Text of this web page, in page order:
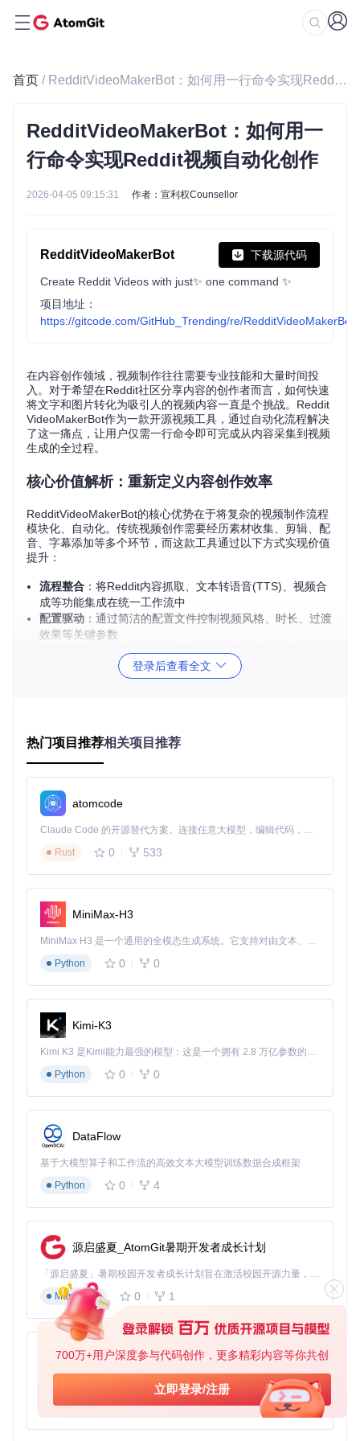
700万+用户深度参与代码创作，更多精彩内容等你共创
立即登录/注册
首页 / RedditVideoMakerBot：如何用一行命令实现Reddit视频自动化创作
RedditVideoMakerBot：如何用一
行命令实现Reddit视频自动化创作
2026-04-05 09:15:31 作者：宣利权Counsellor
RedditVideoMakerBot 下载源代码
Create Reddit Videos with just✨ one command ✨
项目地址：
https://gitcode.com/GitHub_Trending/re/RedditVideoMakerBot
在内容创作领域，视频制作往往需要专业技能和大量时间投
入。对于希望在Reddit社区分享内容的创作者而言，如何快速
将文字和图片转化为吸引人的视频内容一直是个挑战。Reddit
VideoMakerBot作为一款开源视频工具，通过自动化流程解决
了这一痛点，让用户仅需一行命令即可完成从内容采集到视频
生成的全过程。
核心价值解析：重新定义内容创作效率
RedditVideoMakerBot的核心优势在于将复杂的视频制作流程
模块化、自动化。传统视频创作需要经历素材收集、剪辑、配
音、字幕添加等多个环节，而这款工具通过以下方式实现价值
提升：
流程整合 ：将Reddit内容抓取、文本转语音(TTS)、视频合
成等功能集成在统一工作流中
配置驱动 ：通过简洁的配置文件控制视频风格、时长、过渡
效果等关键参数
：内置素材库支持背景音频、视频模板和字体样式
该项目基于Python生态构建，采用了模块化设计思想，主要技
术组件包括：
内容采集层：使用PRAW（Python Reddit API Wrapper）
库与Reddit API交互，实现帖子和评论的数据获取
evenLabs），提供多样化的语音选择
任务调度层
布
这种分层架构不仅保证了各功能模块的独立性，也为二次开发
和功能扩展提供了便利。
适用人群分析：谁能从中获益最多
RedditVideoMakerBot特别适合以下几类用户：
内容创作者
：需要定期产出视频内容但缺乏专业剪辑技能的
自媒体人
社区管理者：希望通过视频形式活跃Reddit子版块氛围的版
主
营销人员
的从业者
：对开源项目感兴趣，希望学习视频处理和API
集成的开发者
1. 知识科普短视频系列
教育领域创作者可利用该工具将Reddit上的优质问答内容转化
为科普视频。配置定时任务每周抓取特定子版块（如r/explainli
keimfive）的热门帖子，自动生成带语音解说的科普短视频，
建立稳定的内容发布节奏。
2. 产品反馈集锦
企业产品经理可监控相关产品讨论子版块，自动收集用户反馈
和使用场景，将高频出现的问题和建议制作成视频摘要，作为
产品迭代的参考依据，同时也可作为用户教育内容发布。
登录后查看全文
热门项目推荐相关项目推荐
atomcode
Claude Code 的开源替代方案。连接任意大模型，编辑代码，运行命令，自动验证 — 全自动执行。用 Rust 构建，极致性能。 ｜ An open-source alternative to Claude Code. Connect any LLM, edit code, run commands, and verify changes — autonomously. Built in Rust for speed. Get Started
Rust
0 533
MiniMax-H3
MiniMax H3 是一个通用的全模态生成系统。它支持对由文本、图像、视频和音频组成的多模态上下文进行统一理解，并能生成分辨率高达 2K、时长可达 15 秒的带原生立体声音频的视频。得益于面向任务泛化的系统设计，H3 在预训练阶段就已具备广泛的多模态上下文理解与生成能力，能够出色地执行复杂的多模态指令。
Python
0 0
Kimi-K3
Kimi K3 是Kimi能力最强的模型：这是一个拥有 2.8 万亿参数的混合专家（MoE）模型，具备原生视觉理解能力，并支持 100 万 token 的上下文窗口。
Python
0 0
DataFlow
基于大模型算子和工作流的高效文本大模型训练数据合成框架
Python
0 4
源启盛夏_AtomGit暑期开发者成长计划
「源启盛夏」暑期校园开发者成长计划旨在激活校园开源力量，通过积分激励、认证扶持、资源倾斜等形式，引导高校组织和开发者完成「入驻 — 建项目 — 做贡献 — 获认证 — 得资源」的完整闭环。无论你是想带领社团入驻平台的组织者，还是希望用代码贡献证明自己的开发者，都能在这里找到属于你的成长路径。
Markdown
0 1
py-xiaozhi
基于Python的Xiaozhi AI，适用于想要完整Xiaozhi体验而无需拥有专用硬件的用户。
Python
0 1